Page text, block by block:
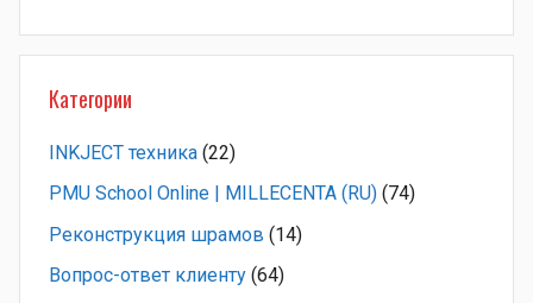
Категории
INKJECT техника (22)
PMU School Online | MILLECENTA (RU) (74)
Pеконструкция шрамов (14)
Вопрос-ответ клиенту (64)